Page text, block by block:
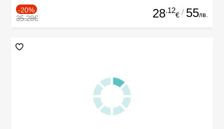
-20%
35.28€ 28.12
€ / 55лв.